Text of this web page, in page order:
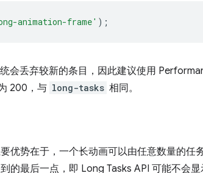
animation-frame' );
统会丢弃较新的条目，因此建议使用
200，与 long-tasks 相同。
优势在于，一个长动画可以由任意数量的任
的最后一点，即 Long Tasks API 可能不会